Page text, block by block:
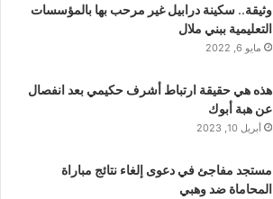
وثيقة.. سكينة درابيل غير مرحب بها بالمؤسسات
التعليمية ببني ملال
مايو 6, 2022
هذه هي حقيقة ارتباط أشرف حكيمي بعد انفصال
عن هبة أبوك
أبريل 10, 2023
مستجد مفاجئ في دعوى إلغاء نتائج مباراة
المحاماة ضد وهبي